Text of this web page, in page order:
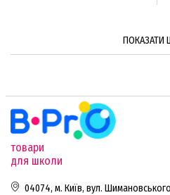
ПОКАЗАТИ
товари
для школи
04074, м. Київ, вул.